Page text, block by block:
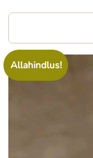
Allahindlus!